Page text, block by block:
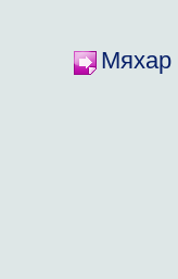
Мяхар